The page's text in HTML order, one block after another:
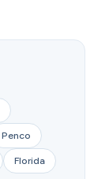
Penco
Florida